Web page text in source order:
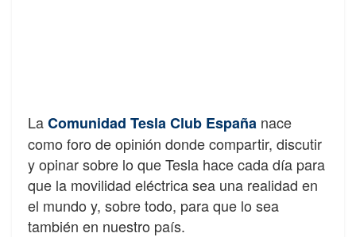
LaComunidad Tesla Club España nace
como foro de opinión donde compartir, discutir
y opinar sobre lo que Tesla hace cada día para
que la movilidad eléctrica sea una realidad en
el mundo y, sobre todo, para que lo sea
también en nuestro país.